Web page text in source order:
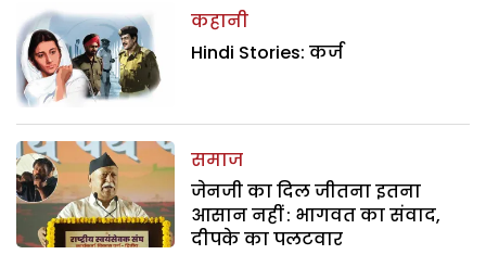
कहानी
Hindi Stories: कर्ज
समाज
जेनजी का दिल जीतना इतना
आसान नहीं : भागवत का संवाद,
दीपके का पलटवार